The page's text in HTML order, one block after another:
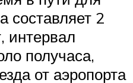
составляет 2
интервал
получаса,
от аэропорта